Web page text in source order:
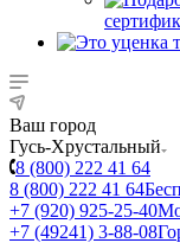
Ваш город
Гусь-Хрустальный
8 (800) 222 41 64
8 (800) 222 41 64
+7 (920) 925-25-40
+7 (49241) 3-88-08